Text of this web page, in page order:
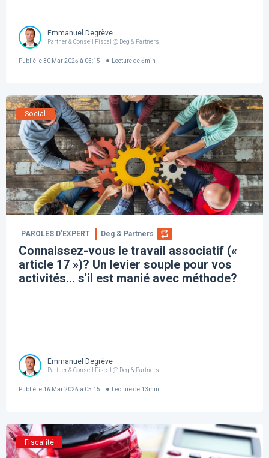
Emmanuel Degrève
Partner & Conseil Fiscal @ Deg & Partners
Publié le30 Mar 2026 à 05:15 Lecture de 6min
Social
PAROLES D’EXPERT Deg & Partners
Connaissez-vous le travail associatif («
article 17 »)? Un levier souple pour vos
activités… s'il est manié avec méthode?
Emmanuel Degrève
Partner & Conseil Fiscal @ Deg & Partners
Publié le 16 Mar 2026 à 05:15 Lecture de 13min
Fiscalité